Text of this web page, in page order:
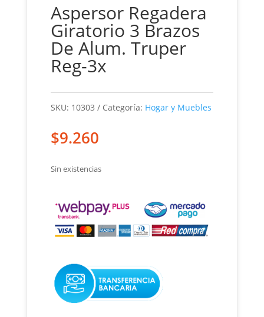
Aspersor Regadera
Giratorio 3 Brazos
De Alum. Truper
Reg-3x
SKU: 10303 Categoría: Hogar y Muebles
$9.260
Sin existencias